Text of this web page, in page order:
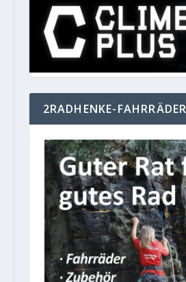
2RADHENKE-